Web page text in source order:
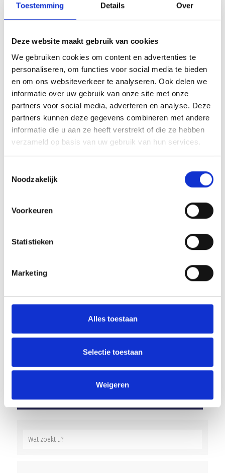
Toestemming Details Over
Deze website maakt gebruik van cookies
We gebruiken cookies om content en advertenties te
personaliseren, om functies voor social media te bieden
en om ons websiteverkeer te analyseren. Ook delen we
informatie over uw gebruik van onze site met onze
partners voor social media, adverteren en analyse. Deze
partners kunnen deze gegevens combineren met andere
informatie die u aan ze heeft verstrekt of die ze hebben
verzameld op basis van uw gebruik van hun services.
Noodzakelijk
Voorkeuren
Statistieken
Marketing
Alles toestaan
Selectie toestaan
Weigeren
Kaartverkoop
In de voorverkoop € 10,00 voor volwassenen en € 5,00 voor
kinderen tot en met 12 jaar.
Aan de kassa kosten € 12,50 resp. € 7,50 per stuk.
De tickets in de voorverkoop zijn verkrijgbaar bij:
Van Roessel Tabakspeciaal zaak in Schijndel
UitPunt in Veghel
Array
Marijn van Helvoirt nieuwe leider a-selectie.
Competitie/Beker-indeling 2014-2015
AANMELDEN LID